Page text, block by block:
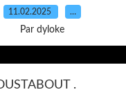
11.02.2025 …
Par dyloke
.